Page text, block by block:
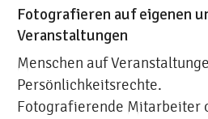
Fotografieren auf eigenen
Veranstaltungen
Menschen auf
Persönlichkeitsrechte.
Fotografierende Mitarbeiter